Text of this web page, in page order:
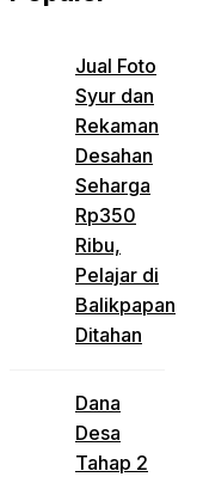
Jual Foto
Syur dan
Rekaman
Desahan
Seharga
Rp350
Ribu,
Pelajar di
Balikpapan
Ditahan
Dana
Desa
Tahap 2